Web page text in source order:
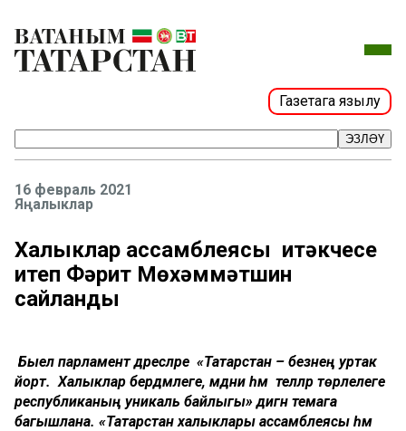
Газетага язылу
ЭЗЛӘҮ
16 февраль 2021
Яңалыклар
Халыклар ассамблеясы җитәкчесе
итеп Фәрит Мөхәммәтшин
сайланды
Быел парламент дәресләре «Татарстан – безнең уртак
йорт. Халыклар бердәмлеге, мәдәни һәм телләр төрлелеге
республиканың уникаль байлыгы» дигән темага
багышлана. «Татарстан халыклары ассамблеясы һәм